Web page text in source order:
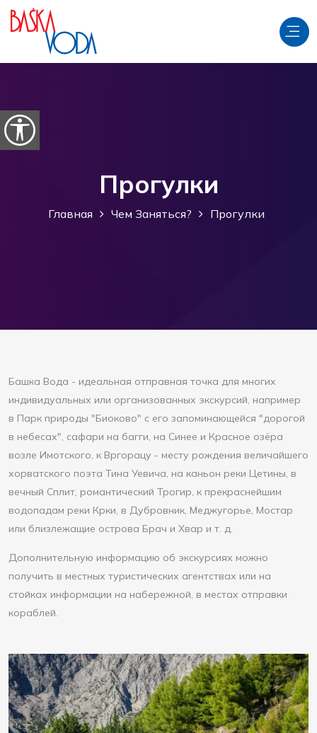
перейти к содержанию
Откройте параметры доступности
Прогулки
Главная Чем Заняться? Прогулки
Башка Вода - идеальная отправная точка для многих
индивидуальных или организованных экскурсий, например
в Парк природы "Биоково" с его запоминающейся "дорогой
в небесах", сафари на багги, на Синее и Красное озёра
возле Имотского, к Вргорацу - месту рождения величайшего
хорватского поэта Тина Уевича, на каньон реки Цетины, в
вечный Сплит, романтический Трогир, к прекраснейшим
водопадам реки Крки, в Дубровник, Меджугорье, Мостар
или близлежащие острова Брач ​​и Хвар и т. д.
Дополнительную информацию об экскурсиях можно
получить в местных туристических агентствах или на
стойках информации на набережной, в местах отправки
кораблей.